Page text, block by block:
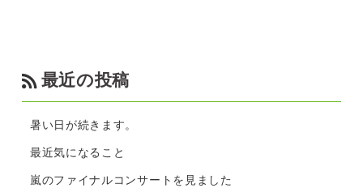
最近の投稿
暑い日が続きます。
最近気になること
嵐のファイナルコンサートを見ました